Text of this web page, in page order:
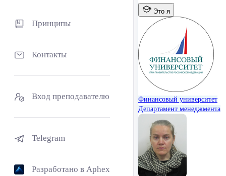
Принципы
Контакты
Вход преподавателю
Telegram
Разработано в Aphex
Это я
Финансовый университет
Департамент менеджмента